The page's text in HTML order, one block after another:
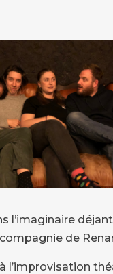
l’imaginaire
de
à l’improvisation